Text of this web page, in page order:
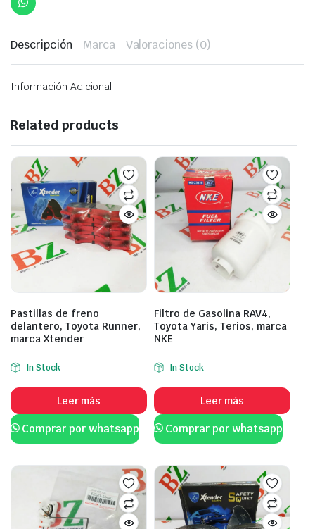
Descripción Marca Valoraciones (0)
Información Adicional
Related products
Pastillas de freno
delantero, Toyota Runner,
marca Xtender
In Stock
Leer más
Comprar por whatsapp
Filtro de Gasolina RAV4,
Toyota Yaris, Terios, marca
NKE
In Stock
Leer más
Comprar por whatsapp